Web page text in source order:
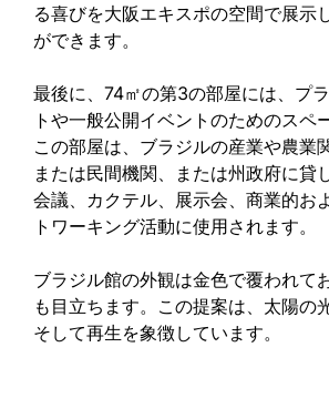
る喜びを大阪エキスポの空間で展示
ができます。
最後に、74㎡の第3の部屋には、プ
トや一般公開イベントのためのスペ
この部屋は、ブラジルの産業や農業
または民間機関、または州政府に貸
会議、カクテル、展示会、商業的お
トワーキング活動に使用されます。
ブラジル館の外観は金色で覆われて
も目立ちます。この提案は、太陽の
そして再生を象徴しています。